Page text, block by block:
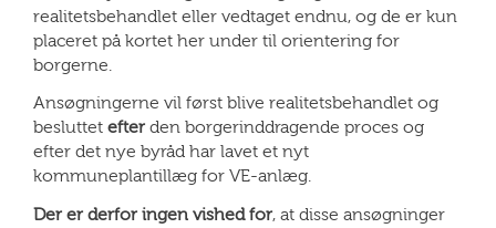
realitetsbehandlet eller vedtaget endnu, og de er kun
placeret på kortet her under til orientering for
borgerne.
Ansøgningerne vil først blive realitetsbehandlet og
besluttet efter den borgerinddragende proces og
efter det nye byråd har lavet et nyt
kommuneplantillæg for VE-anlæg.
Der er derfor ingen vished for, at disse ansøgninger